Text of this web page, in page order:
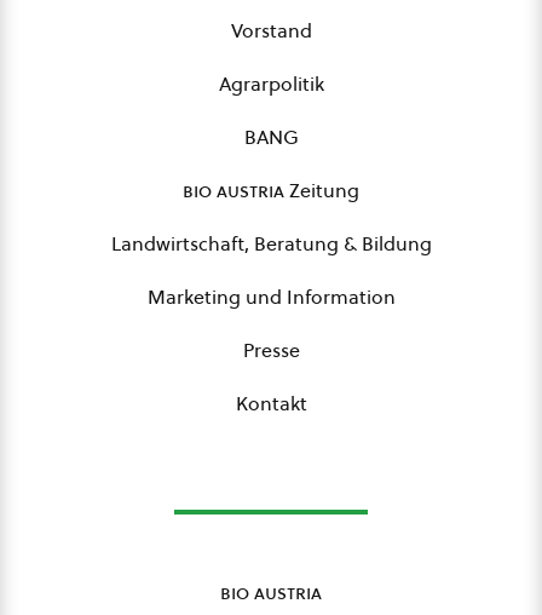
Vorstand
Agrarpolitik
BANG
bio austriaZeitung
Landwirtschaft, Beratung & Bildung
Marketing und Information
Presse
Kontakt
bio austria